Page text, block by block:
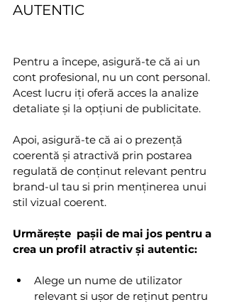
AUTENTIC
Pentru a începe, asigură-te că ai un
cont profesional, nu un cont personal.
Acest lucru iți oferă acces la analize
detaliate și la opțiuni de publicitate.
Apoi, asigură-te că ai o prezență
coerentă și atractivă prin postarea
regulată de conținut relevant pentru
brand-ul tau si prin menținerea unui
stil vizual coerent.
Urmărește  pașii de mai jos pentru a
crea un profil atractiv și autentic:
Alege un nume de utilizator
relevant si ușor de reținut pentru